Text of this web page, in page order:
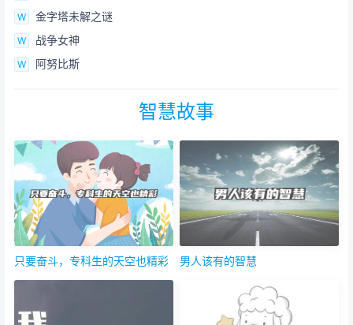
金字塔未解之谜
战争女神
阿努比斯
智慧故事
只要奋斗，专科生的天空也精彩 男人该有的智慧